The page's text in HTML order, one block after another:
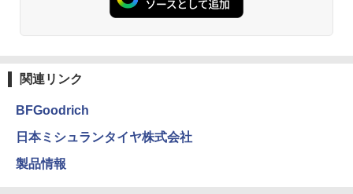
関連リンク
BFGoodrich
日本ミシュランタイヤ株式会社
製品情報